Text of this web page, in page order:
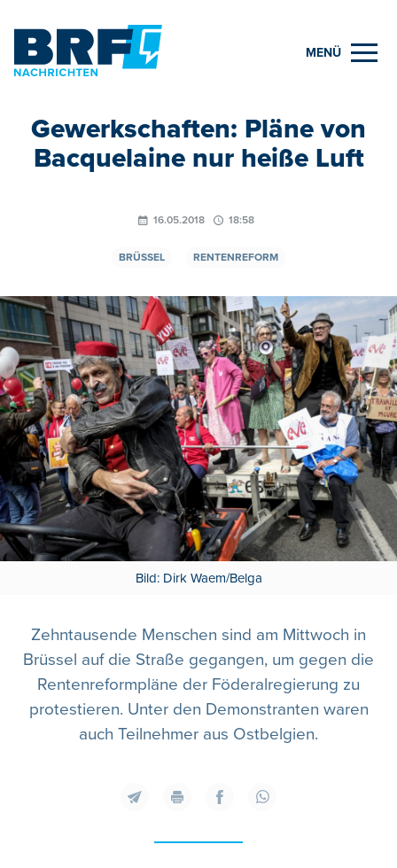
MENÜ
Gewerkschaften: Pläne von
Bacquelaine nur heiße Luft
16.05.2018 18:58
BRÜSSEL RENTENREFORM
Bild: Dirk Waem/Belga
Zehntausende Menschen sind am Mittwoch in
Brüssel auf die Straße gegangen, um gegen die
Rentenreformpläne der Föderalregierung zu
protestieren. Unter den Demonstranten waren
auch Teilnehmer aus Ostbelgien.